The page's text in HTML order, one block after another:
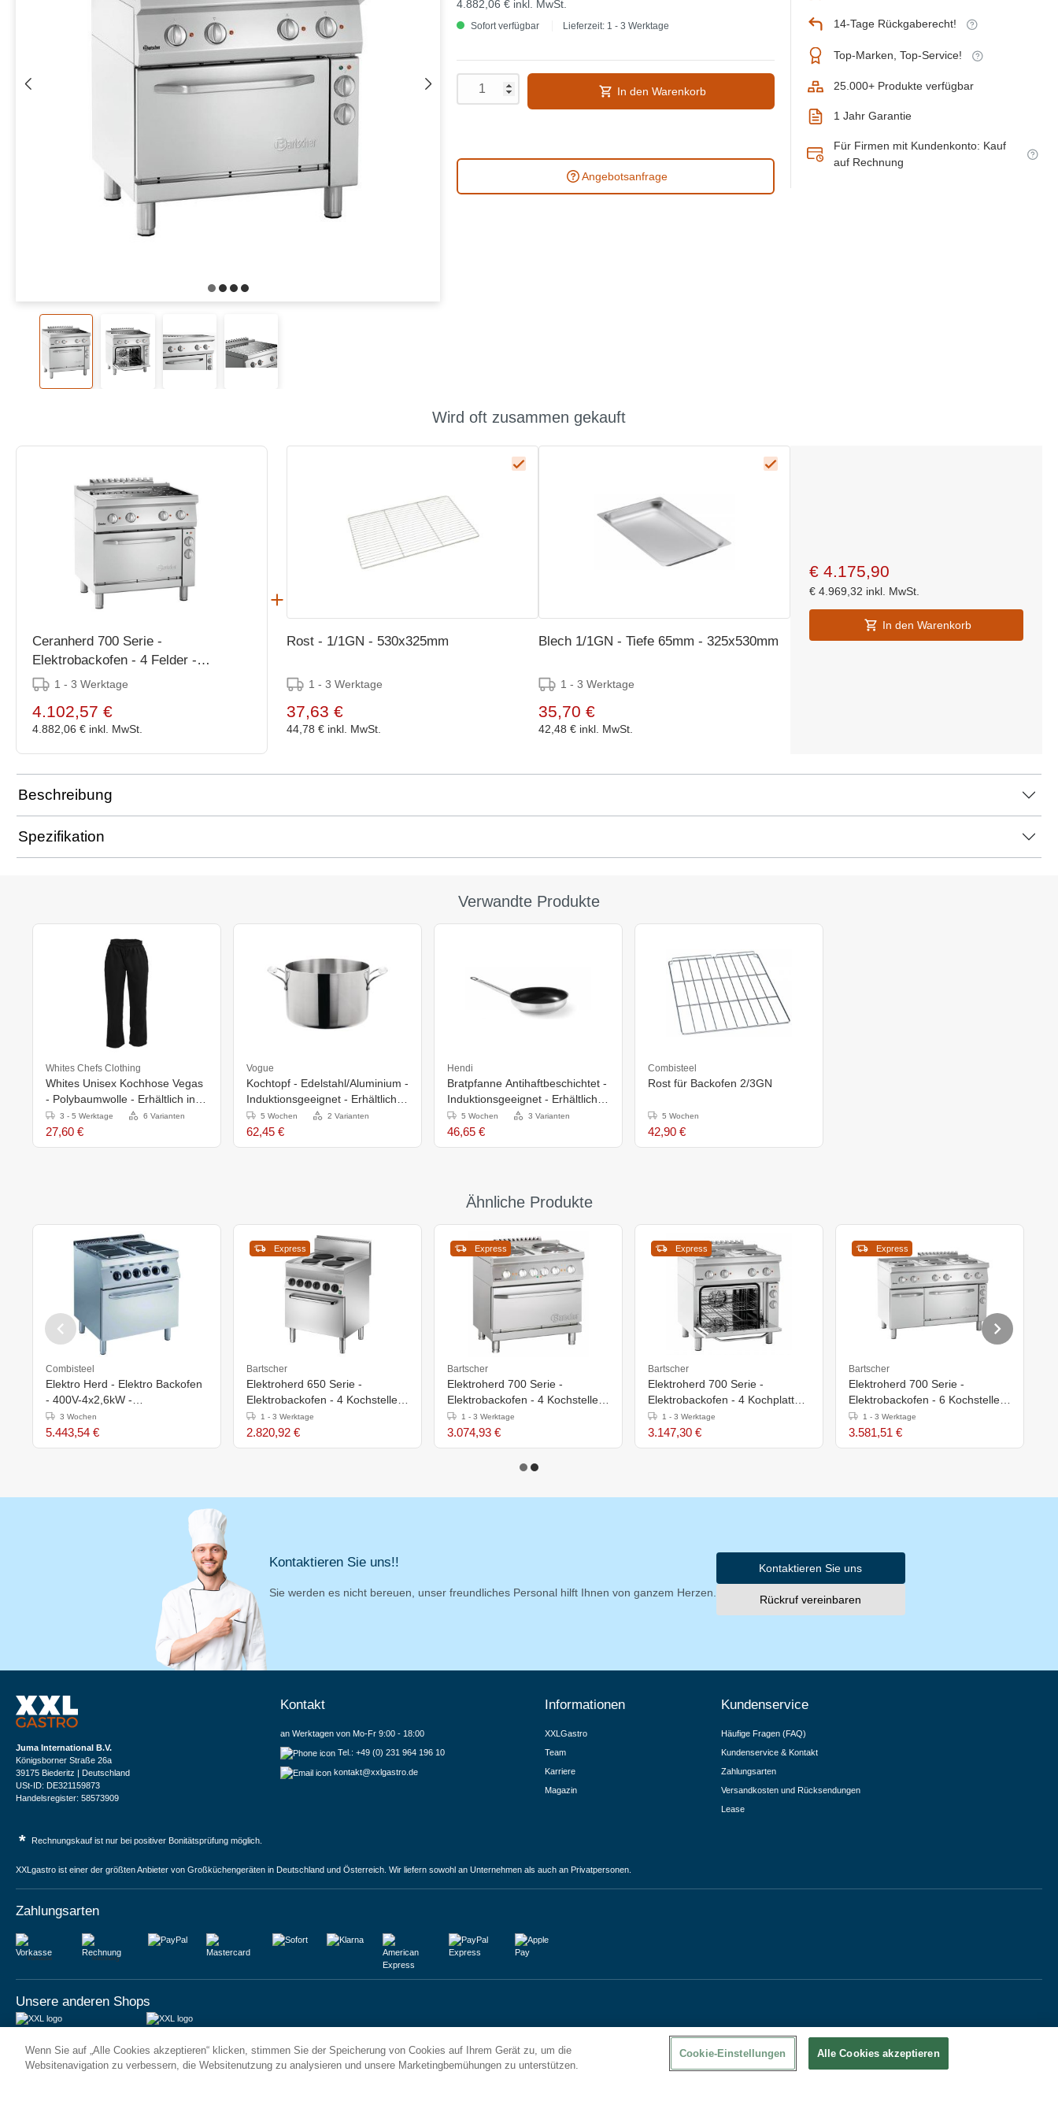
4.882,06 € inkl. MwSt.
Sofort verfügbar Lieferzeit: 1 - 3 Werktage
In den Warenkorb
Angebotsanfrage
14-Tage Rückgaberecht!
Top-Marken, Top-Service!
25.000+ Produkte verfügbar
1 Jahr Garantie
Für Firmen mit Kundenkonto: Kauf
auf Rechnung
Wird oft zusammen gekauft
Ceranherd 700 Serie -
Elektrobackofen - 4 Felder -
800x700x(h)850-900mm
1 - 3 Werktage
4.102,57 €
4.882,06 € inkl. MwSt.
Rost - 1/1GN - 530x325mm
1 - 3 Werktage
37,63 €
44,78 € inkl. MwSt.
Blech 1/1GN - Tiefe 65mm - 325x530mm
1 - 3 Werktage
35,70 €
42,48 € inkl. MwSt.
€ 4.175,90
€ 4.969,32 inkl. MwSt.
In den Warenkorb
Beschreibung
Spezifikation
Verwandte Produkte
Whites Chefs Clothing
Whites Unisex Kochhose Vegas
- Polybaumwolle - Erhältlich in 6
Größen
3 - 5 Werktage 6 Varianten
27,60 €
Vogue
Kochtopf - Edelstahl/Aluminium -
Induktionsgeeignet - Erhältlich in
2 Größen
5 Wochen 2 Varianten
62,45 €
Hendi
Bratpfanne Antihaftbeschichtet -
Induktionsgeeignet - Erhältlich in
3 Größen
5 Wochen 3 Varianten
46,65 €
Combisteel
Rost für Backofen 2/3GN
5 Wochen
42,90 €
Ähnliche Produkte
Combisteel
Elektro Herd - Elektro Backofen
- 400V-4x2,6kW -
800x700x(h)850mm
3 Wochen
5.443,54 €
Express
Bartscher
Elektroherd 650 Serie -
Elektrobackofen - 4 Kochstellen
rund - 700x650x(h)870mm
1 - 3 Werktage
2.820,92 €
Express
Bartscher
Elektroherd 700 Serie -
Elektrobackofen - 4 Kochstellen
rund - 800x700x(h)850-900mm
1 - 3 Werktage
3.074,93 €
Express
Bartscher
Elektroherd 700 Serie -
Elektrobackofen - 4 Kochplatten
rund- 800x700x(h)850-900mm
1 - 3 Werktage
3.147,30 €
Express
Bartscher
Elektroherd 700 Serie -
Elektrobackofen - 6 Kochstellen
rund - 1200x700x(h)850-
900mm
1 - 3 Werktage
3.581,51 €
Kontaktieren Sie uns!!
Sie werden es nicht bereuen, unser freundliches Personal hilft Ihnen von ganzem Herzen.
Kontaktieren Sie uns
Rückruf vereinbaren
Juma International B.V.
Königsborner Straße 26a
39175 Biederitz | Deutschland
USt-ID: DE321159873
Handelsregister: 58573909
Kontakt
an Werktagen von Mo-Fr 9:00 - 18:00
Tel.: +49 (0) 231 964 196 10
kontakt@xxlgastro.de
Informationen
XXLGastro
Team
Karriere
Magazin
Kundenservice
Häufige Fragen (FAQ)
Kundenservice & Kontakt
Zahlungsarten
Versandkosten und Rücksendungen
Lease
* Rechnungskauf ist nur bei positiver Bonitätsprüfung möglich.
XXLgastro ist einer der größten Anbieter von Großküchengeräten in Deutschland und Österreich. Wir liefern sowohl an Unternehmen als auch an Privatpersonen.
Zahlungsarten
Vorkasse Rechnung
Unsere anderen Shops
6 Rue des Bateliers
92110 Clichy | France
Vrijheidweg 34
1521RR Wormerveer | Nederland
Wenn Sie auf „Alle Cookies akzeptieren“ klicken, stimmen Sie der Speicherung von Cookies auf Ihrem Gerät zu, um die
Websitenavigation zu verbessern, die Websitenutzung zu analysieren und unsere Marketingbemühungen zu unterstützen.
Cookie-Einstellungen Alle Cookies akzeptieren